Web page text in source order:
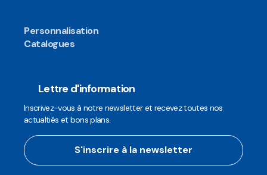
Personnalisation
Catalogues
Lettre d'information
Inscrivez-vous à notre newsletter et recevez toutes nos
actualtiés et bons plans.
S'inscrire à la newsletter